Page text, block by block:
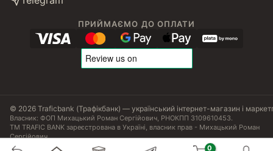
ПРИЙМАЄМО ДО ОПЛАТИ
© 2026 Traficbank (Трафікбанк) — український інтернет-магазин і
Власник: ФОП Михацький Роман Сергійович, РНОКПП 3109610453.
ТМ TRAFIC BANK зареєстрована в Україні, власник прав - Михацький Роман
Сергійович.